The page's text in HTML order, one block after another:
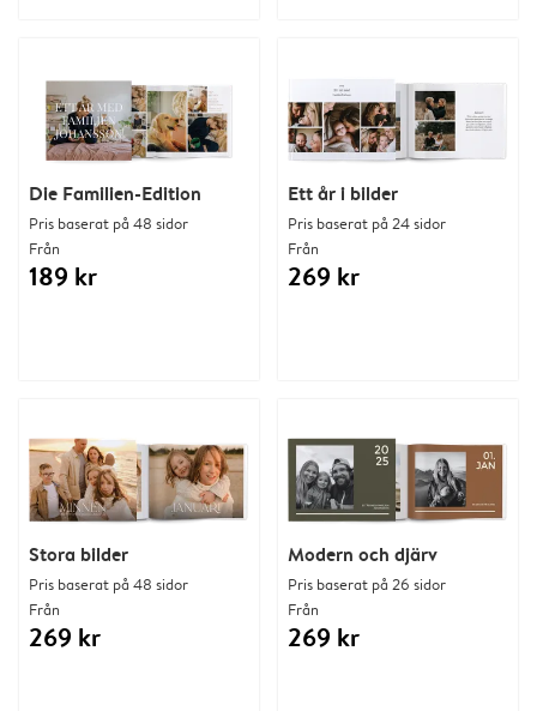
Die Familien-Edition
Pris baserat på 48 sidor
Från
189 kr
Stora bilder
Pris baserat på 48 sidor
Från
269 kr
Modern och djärv
Pris baserat på 26 sidor
Från
269 kr
Ett år i bilder
Pris baserat på 24 sidor
Från
269 kr